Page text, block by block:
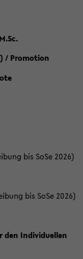
/ Promotion
bis SoSe 2026)
bis SoSe 2026)
den Individuellen